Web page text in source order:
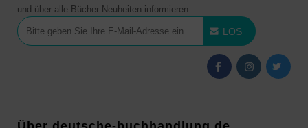
und über alle Bücher Neuheiten informieren
LOS